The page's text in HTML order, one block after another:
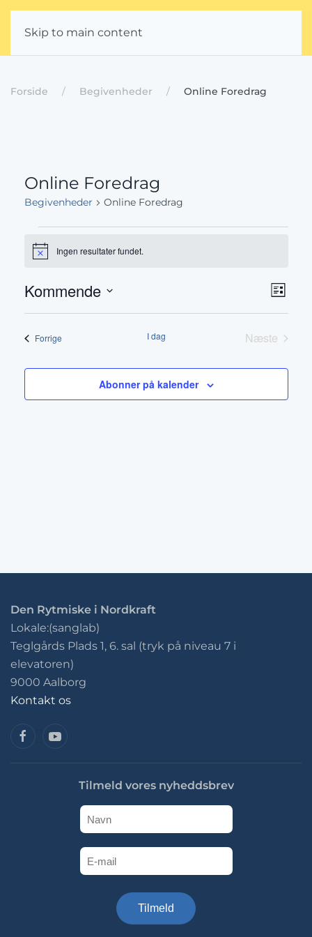
Skip to main content
Forside Begivenheder Online Foredrag
Online Foredrag
Begivenheder Online Foredrag
Begivenheder
Notice Ingen resultater fundet.
af
Liste
Kommende
Vælg
ForrigeBegivenheder I dag
Næste
Abonner på kalender
Den Rytmiske i Nordkraft
Lokale:(sanglab)
Teglgårds Plads 1, 6. sal (tryk på niveau 7 i
elevatoren)
9000 Aalborg
Kontakt os
Tilmeld vores nyheddsbrev
Tilmeld